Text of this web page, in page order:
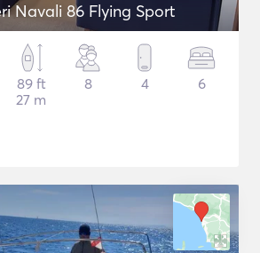
Navali 86 Flying Sport
89 ft
27 m
8 4 6